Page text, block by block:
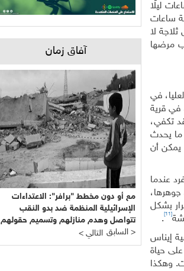
ليلًا
ساعات
لا
مرضها
في
في قرية
قدرها 16 ألف شيكل، والتي قد تكفي،
ما يحدث
يمكن أن
عندما
بشكل
[11]
.
إيناس
حياة
وهكذا
آفاق زمان
مع أو دون مخطط "برافر": الاعتداءات
الإسرائيلية المنظمة ضد بدو النقب
تتواصل وهدم منازلهم وتسميم حقولهم
الزراعية بهدف ترحيلهم يسيران على قدم
وساق
< التالي السابق >